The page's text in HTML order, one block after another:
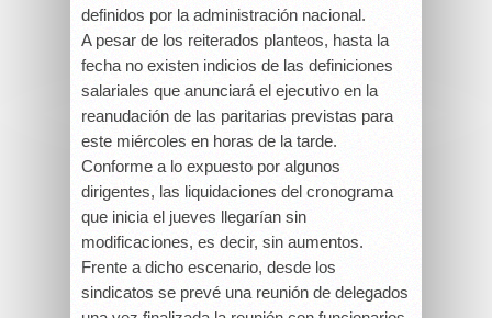
definidos por la administración nacional.
A pesar de los reiterados planteos, hasta la
fecha no existen indicios de las definiciones
salariales que anunciará el ejecutivo en la
reanudación de las paritarias previstas para
este miércoles en horas de la tarde.
Conforme a lo expuesto por algunos
dirigentes, las liquidaciones del cronograma
que inicia el jueves llegarían sin
modificaciones, es decir, sin aumentos.
Frente a dicho escenario, desde los
sindicatos se prevé una reunión de delegados